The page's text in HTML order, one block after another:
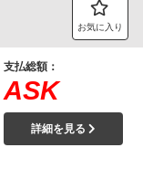
お気に入り
支払総額：
ASK
詳細を見る